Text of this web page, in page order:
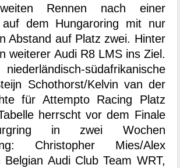
Rennen nach einer
auf dem Hungaroring mit nur
Abstand auf Platz zwei. Hinter
weiterer Audi R8 LMS ins Ziel.
südafrikanische
Schothorst/Kelvin van der
für Attempto Racing Platz
herrscht vor dem Finale
in zwei Wochen
Christopher Mies/Alex
Audi Club Team WRT,